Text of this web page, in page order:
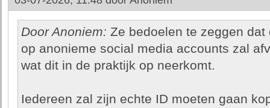
Door Anoniem: Ze bedoelen te zeggen
op anonieme social media accounts zal
wat dit in de praktijk op neerkomt.
Iedereen zal zijn echte ID moeten gaan